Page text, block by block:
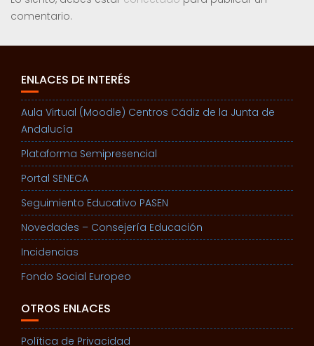
comentario.
ENLACES DE INTERÉS
Aula Virtual (Moodle) Centros Cádiz de la Junta de
Andalucía
Plataforma Semipresencial
Portal SENECA
Seguimiento Educativo PASEN
Novedades – Consejería Educación
Incidencias
Fondo Social Europeo
OTROS ENLACES
Política de Privacidad